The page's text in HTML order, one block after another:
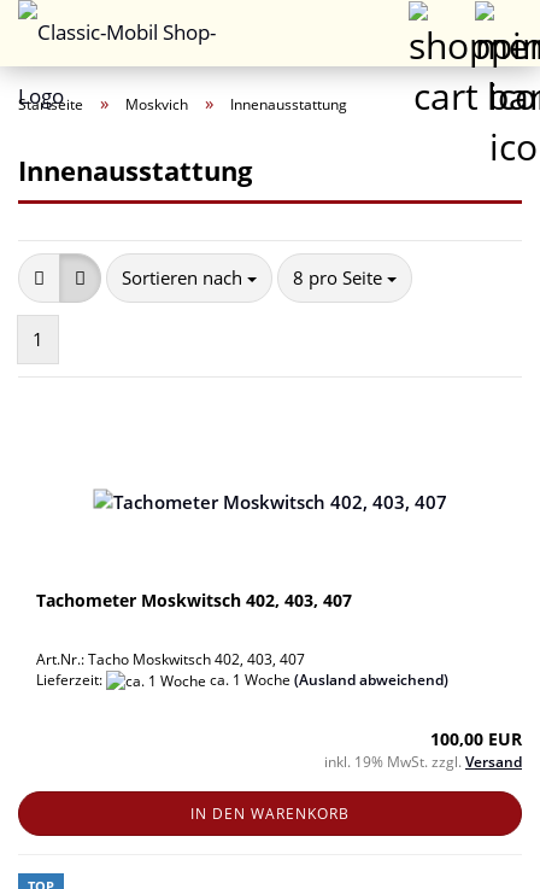
Startseite » Moskvich » Innenausstattung
Innenausstattung
Sortieren nach
Sortieren nach 8 pro Seite
pro Seite
1
Tachometer Moskwitsch 402, 403, 407
Art.Nr.: Tacho Moskwitsch 402, 403, 407
Lieferzeit:
ca. 1 Woche (Ausland abweichend)
100,00 EUR
inkl. 19% MwSt. zzgl. Versand
IN DEN WARENKORB